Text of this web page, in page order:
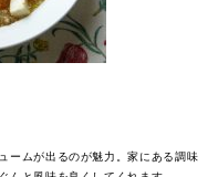
ームが出るのが魅力。家にある調味